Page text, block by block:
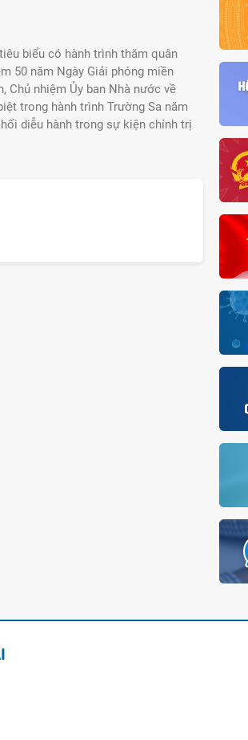
biểu có hành trình thăm quân
50 năm Ngày Giải phóng miền
Chủ nhiệm Ủy ban Nhà nước về
trong hành trình Trường Sa năm
diễu hành trong sự kiện chính trị